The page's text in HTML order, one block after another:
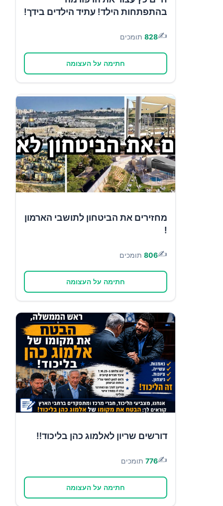
בהתפתחות הילד! עתיד הילדים בידך!
✍️
828 תומכים
חתימה על העצומה
מחזירים את הביטחון לתושבי הארמון
!
✍️
806 תומכים
חתימה על העצומה
דורשים שריון לאלמוג כהן בליכוד‼️
✍️
776 תומכים
חתימה על העצומה